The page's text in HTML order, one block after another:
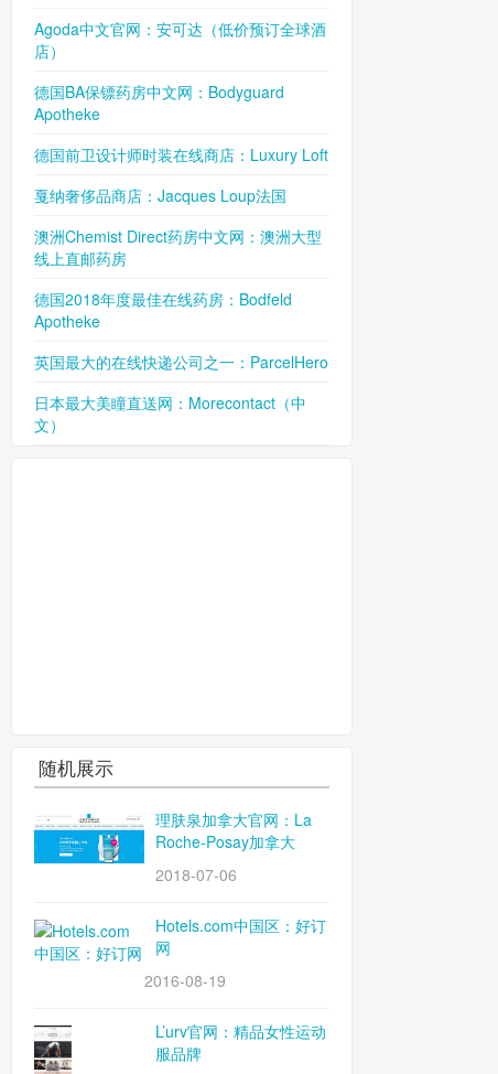
Agoda中文官网：安可达（低价预订全球酒
店）
德国BA保镖药房中文网：Bodyguard
Apotheke
德国前卫设计师时装在线商店：Luxury Loft
戛纳奢侈品商店：Jacques Loup法国
澳洲Chemist Direct药房中文网：澳洲大型
线上直邮药房
德国2018年度最佳在线药房：Bodfeld
Apotheke
英国最大的在线快递公司之一：ParcelHero
日本最大美瞳直送网：Morecontact（中
文）
随机展示
理肤泉加拿大官网：La
Roche-Posay加拿大
2018-07-06
Hotels.com中国区：好订
网
2016-08-19
L’urv官网：精品女性运动
服品牌